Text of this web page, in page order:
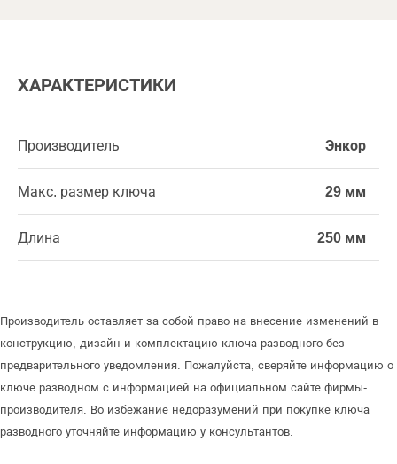
ХАРАКТЕРИСТИКИ
Производитель Энкор
Макс. размер ключа 29 мм
Длина 250 мм
Производитель оставляет за собой право на внесение изменений в
конструкцию, дизайн и комплектацию ключа разводного без
предварительного уведомления. Пожалуйста, сверяйте информацию о
ключе разводном с информацией на официальном сайте фирмы-
производителя. Во избежание недоразумений при покупке ключа
разводного уточняйте информацию у консультантов.